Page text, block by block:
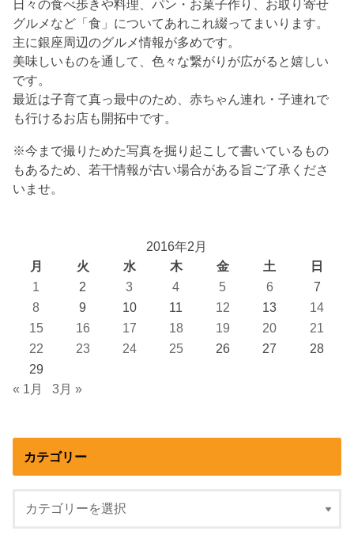
日々の食べ歩きや料理、パン・お菓子作り、お取り寄せ
グルメなど「食」についてあれこれ綴ってまいります。
主に銀座周辺のグルメ情報が多めです。
美味しいものを通して、色々な繋がりが広がると嬉しい
です。
最近は子育て真っ最中のため、赤ちゃん連れ・子連れで
も行けるお店も開拓中です。
※今まで撮りためた写真を掘り起こして書いているもの
もあるため、若干情報が古い場合がある旨ご了承くださ
いませ。
2016年2月
月
火 水 木 金 土
日
1
2 3 4 5 6
7
8
9 10 11 12 13
14
15
16 17 18 19 20
21
22
23 24 25 26 27
28
29
« 1月
3月 »
カテゴリー